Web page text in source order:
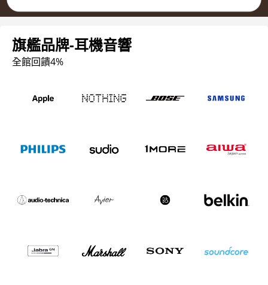
旗艦品牌-耳機音響
全館回饋4%